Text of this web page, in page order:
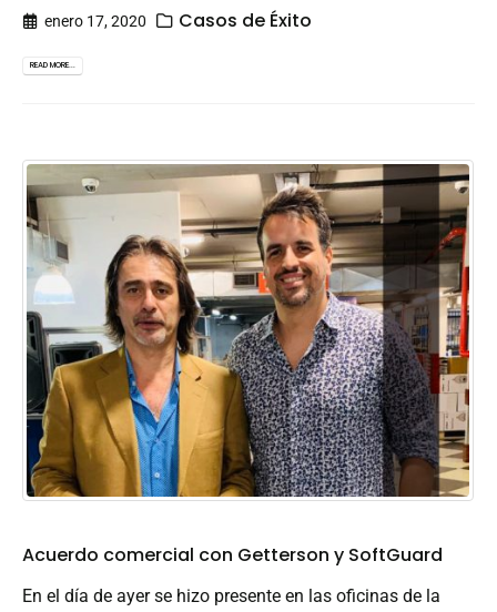
enero 17, 2020 Casos de Éxito
READ MORE...
Acuerdo comercial con Getterson y SoftGuard
En el día de ayer se hizo presente en las oficinas de la